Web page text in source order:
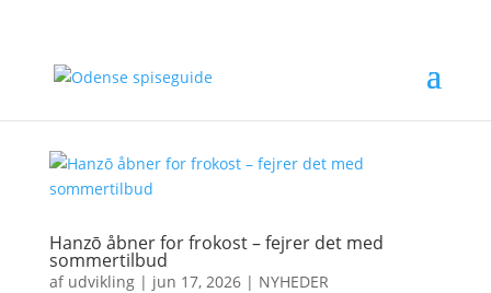
Hanzō åbner for frokost – fejrer det med
sommertilbud
af udvikling| jun 17, 2026| NYHEDER